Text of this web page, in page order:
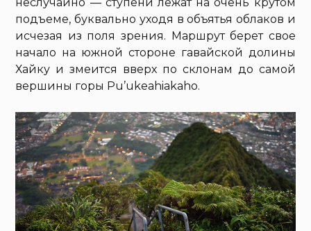
подъеме, буквально уходя в объятья облаков и
исчезая из поля зрения. Маршрут берет свое
начало на южной стороне гавайской долины
Хайку и змеится вверх по склонам до самой
вершины горы Pu’ukeahiakaho.